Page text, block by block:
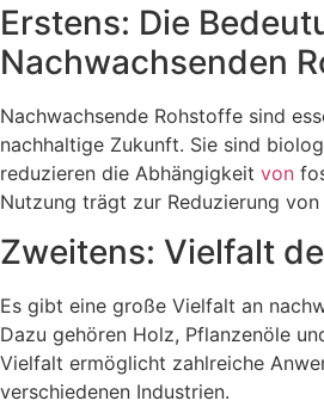
Erstens: Die
Nachwachsenden
Nachwachsende Rohstoffe sind
nachhaltige Zukunft. Sie sind
reduzieren die Abhängigkeit von
Nutzung trägt zur Reduzierung
Zweitens: Vielfalt
Es gibt eine große Vielfalt an
Dazu gehören Holz, Pflanzenöle
Vielfalt ermöglicht zahlreiche
verschiedenen Industrien.